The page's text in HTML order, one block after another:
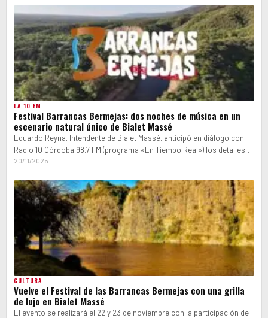
LA 10 FM
Festival Barrancas Bermejas: dos noches de música en un
escenario natural único de Bialet Massé
Eduardo Reyna, Intendente de Bialet Massé, anticipó en diálogo con
Radio 10 Córdoba 98.7 FM (programa «En Tiempo Real») los detalles
de…
20/11/2025
CULTURA
Vuelve el Festival de las Barrancas Bermejas con una grilla
de lujo en Bialet Massé
El evento se realizará el 22 y 23 de noviembre con la participación de